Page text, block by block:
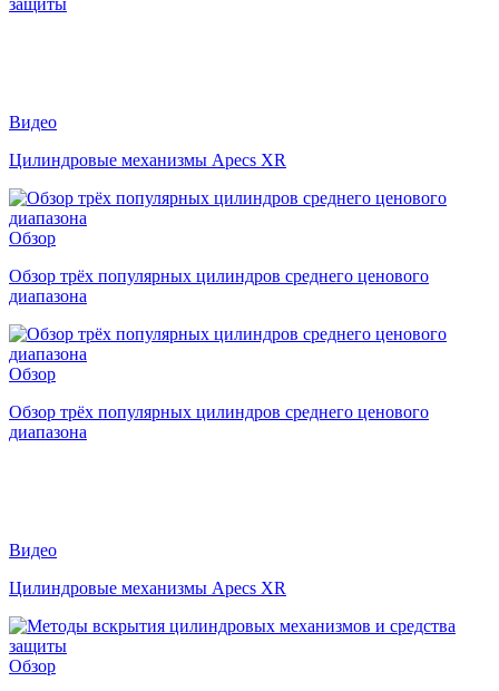
Видео
Цилиндровые механизмы Apecs XR
Обзор
Обзор трёх популярных цилиндров среднего ценового
диапазона
Обзор
Обзор трёх популярных цилиндров среднего ценового
диапазона
Видео
Цилиндровые механизмы Apecs XR
Обзор